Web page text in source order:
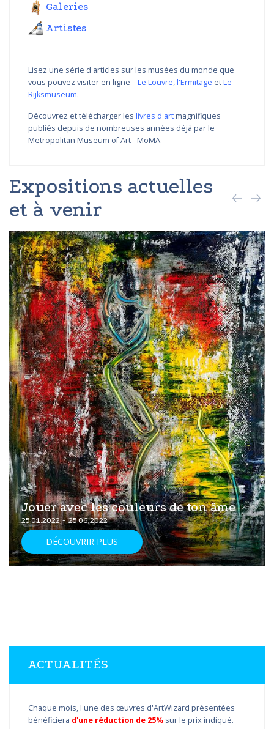
Galeries
Artistes
Lisez une série d'articles sur les musées du monde que
vous pouvez visiter en ligne –Le Louvre,l'Ermitage etLe
Rijksmuseum.
Découvrez et télécharger les livres d'artmagnifiques
publiés depuis de nombreuses années déjà par le
Metropolitan Museum of Art - MoMA.
Expositions actuelles
et à venir
Jouer avec les couleurs de ton âme
25.01.2022 - 25.06.2022
DÉCOUVRIR PLUS
ACTUALITÉS
Chaque mois, l'une des œuvres d'ArtWizard présentées
bénéficiera d'une réduction de 25% sur le prix indiqué.